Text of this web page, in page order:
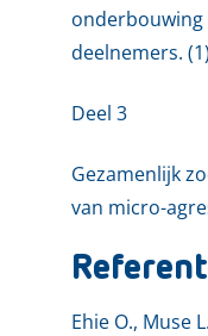
deelnemers. (1)
Deel 3
Gezamenlijk
van micro-
Ehie O., Muse